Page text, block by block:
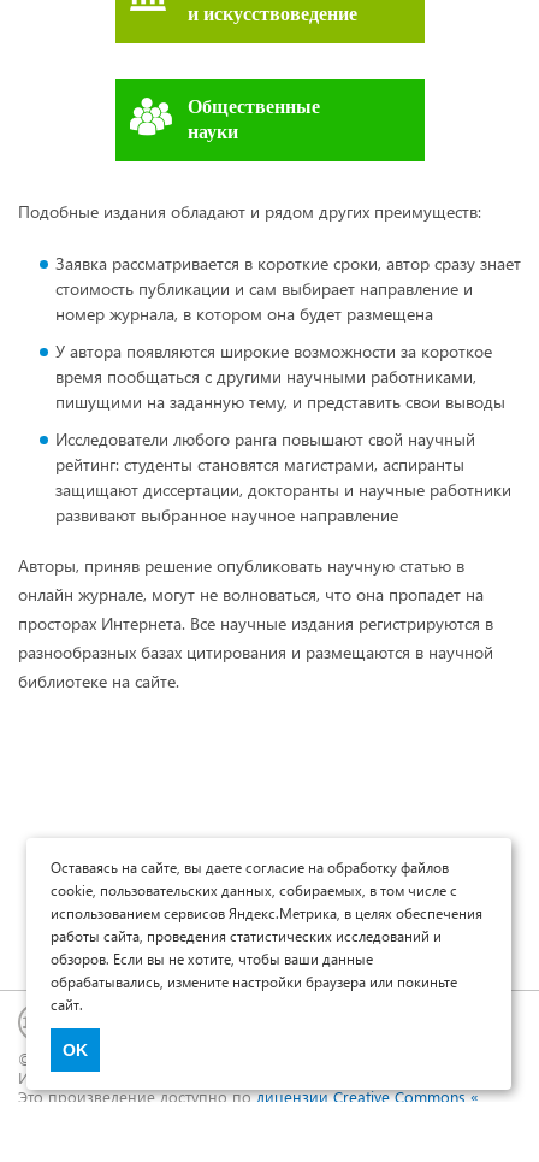
и искусствоведение
Общественные
науки
Подобные издания обладают и рядом других преимуществ:
Заявка рассматривается в короткие сроки, автор сразу знает
стоимость публикации и сам выбирает направление и
номер журнала, в котором она будет размещена
У автора появляются широкие возможности за короткое
время пообщаться с другими научными работниками,
пишущими на заданную тему, и представить свои выводы
Исследователи любого ранга повышают свой научный
рейтинг: студенты становятся магистрами, аспиранты
защищают диссертации, докторанты и научные работники
развивают выбранное научное направление
Авторы, приняв решение опубликовать научную статью в
онлайн журнале, могут не волноваться, что она пропадет на
просторах Интернета. Все научные издания регистрируются в
разнообразных базах цитирования и размещаются в научной
библиотеке на сайте.
© Научные журналы Universum, 2013-2026 (ООО «Юниверсум»)
ИНН: 5410074608 ОГРН: 1185476048691
Это произведение доступно полицензии Creative Commons «
Оставаясь на сайте, вы даете согласие на обработку файлов
cookie, пользовательских данных, собираемых, в том числе с
использованием сервисов Яндекс.Метрика, в целях обеспечения
работы сайта, проведения статистических исследований и
обзоров. Если вы не хотите, чтобы ваши данные
обрабатывались, измените настройки браузера или покиньте
сайт.
OK